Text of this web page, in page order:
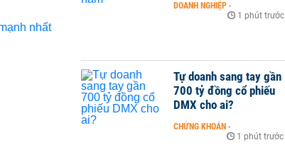
DOANH NGHIỆP -
1 phút trước
Tự doanh sang tay gần
700 tỷ đồng cổ phiếu
DMX cho ai?
CHỨNG KHOÁN -
1 phút trước